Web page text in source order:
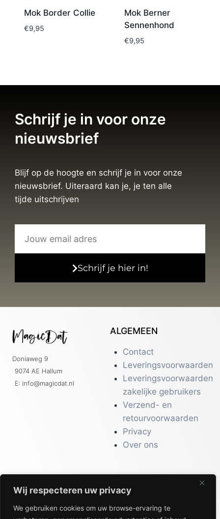
Wij respecteren uw privacy
We gebruiken cookies om uw browse-ervaring te
Mok Border Collie
€9,95
Mok Berner
Sennenhond
€9,95
Schrijf je in voor onze
nieuwsbrief
Blijf op de hoogte en schrijf je in voor onze
nieuwsbrief. Uiteraard kan je, je ten alle
tijde uitschrijven
Schrijf je hier in!
Doniaweg 9
9074 AE Hallum
E: info@magicdat.nl
ALGEMEEN
Contact
Leveringsvoorwaarden
Leveringsvoorwaarden
zakelijke gebruikers
Verzend- en
retourvoorwaarden
Privacy
Over ons
CATALOGI
Workwear &